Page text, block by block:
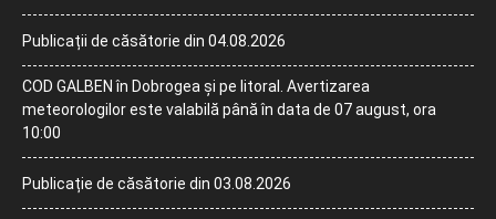
Publicații de căsătorie din 04.08.2026
COD GALBEN în Dobrogea și pe litoral. Avertizarea
meteorologilor este valabilă până în data de 07 august, ora
10:00
Publicație de căsătorie din 03.08.2026